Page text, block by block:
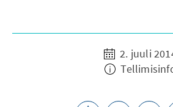
2. juuli